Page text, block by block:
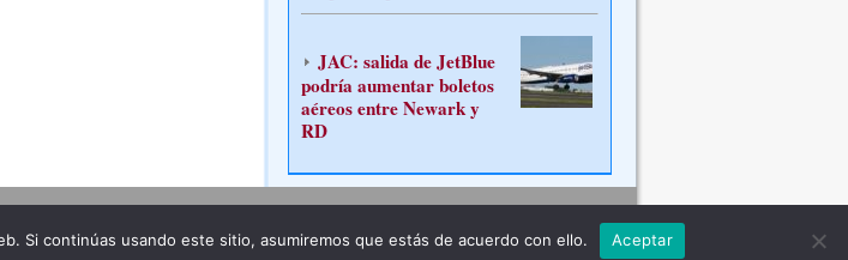
JAC: salida de JetBlue
podría aumentar boletos
aéreos entre Newark y
RD
Si continúas usando este sitio, asumiremos que estás de acuerdo con ello. Aceptar